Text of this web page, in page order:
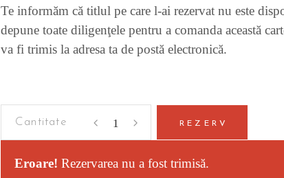
Te informăm că titlul pe care l-ai rezervat nu este
depune toate diligenţele pentru a comanda această
va fi trimis la adresa ta de postă electronică.
REZERV
Eroare! Rezervarea nu a fost trimisă.